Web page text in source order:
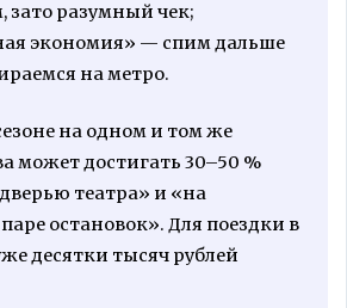
зато разумный чек;
экономия» — спим дальше
на метро.
на одном и том же
может достигать 30–50 %
театра» и «на
остановок». Для поездки в
десятки тысяч рублей